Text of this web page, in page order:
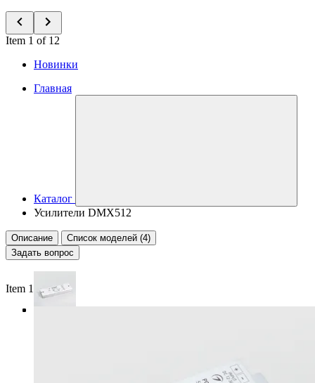
Item 1 of 12
Новинки
Главная
Каталог
Усилители DMX512
Описание
Список моделей (4)
Задать вопрос
Item 1 of 4